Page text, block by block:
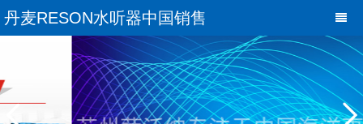
丹麦RESON水听器中国销售